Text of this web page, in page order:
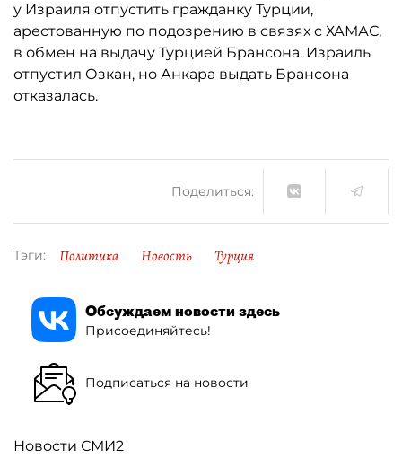
у Израиля отпустить гражданку Турции,
арестованную по подозрению в связях с ХАМАС,
в обмен на выдачу Турцией Брансона. Израиль
отпустил Озкан, но Анкара выдать Брансона
отказалась.
Поделиться:
Тэги: Политика Новость Турция
Обсуждаем новости здесь
Присоединяйтесь!
Подписаться на новости
Новости СМИ2